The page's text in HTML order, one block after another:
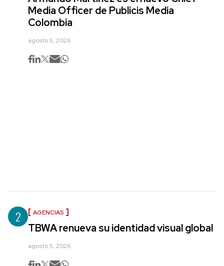
Media Officer de Publicis Media
Colombia
agosto 5, 2026
2 AGENCIAS
TBWA renueva su identidad visual global
agosto 5, 2026